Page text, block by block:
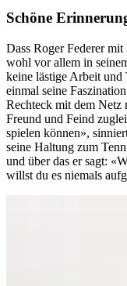
Schöne
Dass Roger Federer
wohl vor allem in
keine lästige Arbeit und
einmal seine
Rechteck mit dem Netz
Freund und Feind
spielen können»,
seine Haltung zum
und über das er sagt:
willst du es niemals